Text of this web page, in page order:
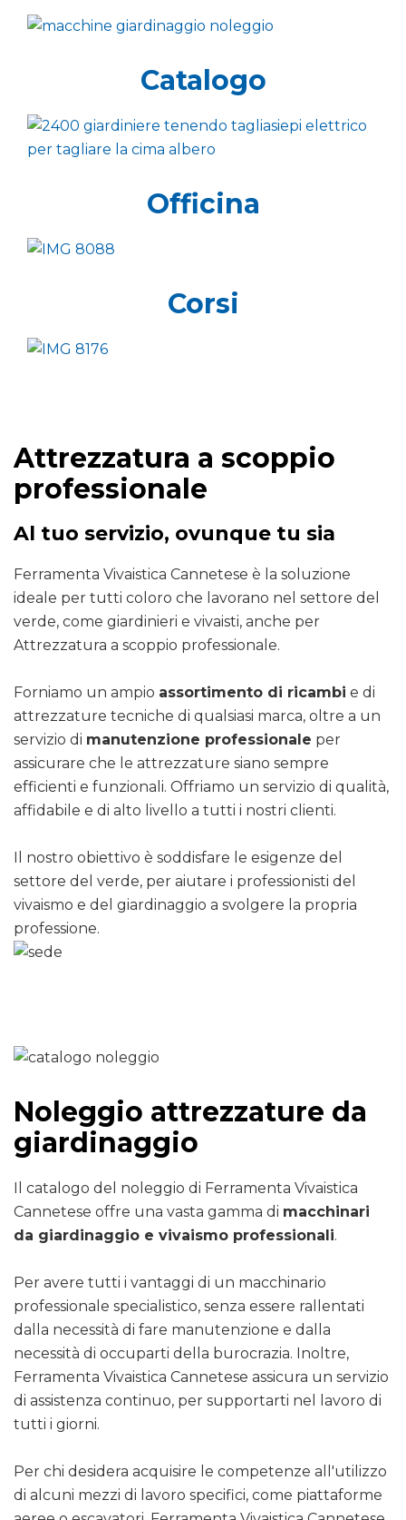
Catalogo
Officina
Corsi
Attrezzatura a scoppio
professionale
Al tuo servizio, ovunque tu sia
Ferramenta Vivaistica Cannetese è la soluzione
ideale per tutti coloro che lavorano nel settore del
verde, come giardinieri e vivaisti, anche per
Attrezzatura a scoppio professionale.
Forniamo un ampio assortimento di ricambi e di
attrezzature tecniche di qualsiasi marca, oltre a un
servizio di manutenzione professionale per
assicurare che le attrezzature siano sempre
efficienti e funzionali. Offriamo un servizio di qualità,
affidabile e di alto livello a tutti i nostri clienti.
Il nostro obiettivo è soddisfare le esigenze del
settore del verde, per aiutare i professionisti del
vivaismo e del giardinaggio a svolgere la propria
professione.
Noleggio attrezzature da
giardinaggio
Il catalogo del noleggio di Ferramenta Vivaistica
Cannetese offre una vasta gamma di macchinari
da giardinaggio e vivaismo professionali.
Per avere tutti i vantaggi di un macchinario
professionale specialistico, senza essere rallentati
dalla necessità di fare manutenzione e dalla
necessità di occuparti della burocrazia. Inoltre,
Ferramenta Vivaistica Cannetese assicura un servizio
di assistenza continuo, per supportarti nel lavoro di
tutti i giorni.
Per chi desidera acquisire le competenze all'utilizzo
di alcuni mezzi di lavoro specifici, come piattaforme